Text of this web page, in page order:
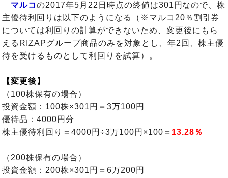
マルコの2017年5月22日時点の終値は301円なので、株
主優待利回りは以下のようになる（※マルコ20％割引券
については利回りの計算ができないため、変更後にもら
えるRIZAPグループ商品のみを対象とし、年2回、株主優
待を受けるものとして利回りを試算）。
【変更後】
（100株保有の場合）
投資金額：100株×301円＝3万100円
優待品：4000円分
株主優待利回り＝4000円÷3万100円×100＝ 13.28％
（200株保有の場合）
投資金額：200株×301円＝6万200円